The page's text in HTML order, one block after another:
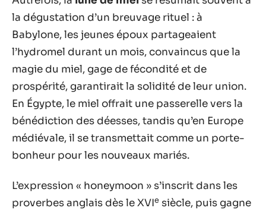
la dégustation d’un breuvage rituel : à
Babylone, les jeunes époux partageaient
l’hydromel durant un mois, convaincus que la
magie du miel, gage de fécondité et de
prospérité, garantirait la solidité de leur union.
En Égypte, le miel offrait une passerelle vers la
bénédiction des déesses, tandis qu’en Europe
médiévale, il se transmettait comme un porte-
bonheur pour les nouveaux mariés.
L’expression « honeymoon » s’inscrit dans les
proverbes anglais dès le XVIe siècle, puis gagne